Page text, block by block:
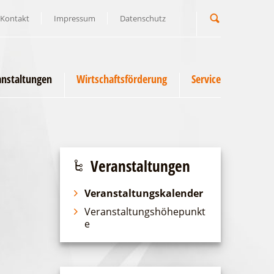
Kontakt Impressum Datenschutz
Wirtschaftsförderung Service
Veranstaltungen
Veranstaltungskalender
Veranstaltungshöhepunkt
e